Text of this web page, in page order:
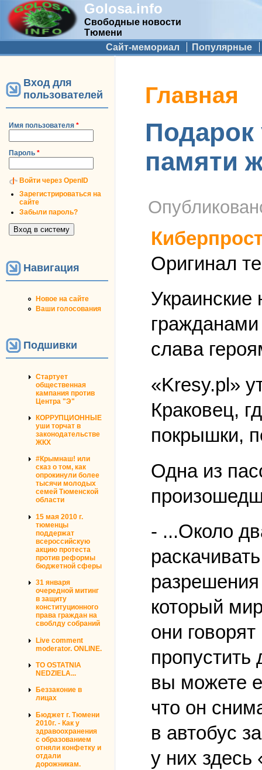
Golosa.info
Свободные новости
Тюмени
Дополнительное меню
Сайт-мемориал Популярные
Вход для
пользователей
Имя пользователя *
Пароль *
Войти через OpenID
Зарегистрироваться на
сайте
Забыли пароль?
Навигация
Новое на сайте
Ваши голосования
Подшивки
Стартует
общественная
кампания против
Центра "Э"
КОРРУПЦИОННЫЕ
уши торчат в
законодательстве
ЖКХ
#Крымнаш! или
сказ о том, как
опрокинули более
тысячи молодых
семей Тюменской
области
15 мая 2010 г.
тюменцы
поддержат
всероссийскую
акцию протеста
против реформы
бюджетной сферы
31 января
очередной митинг
в защиту
конституционного
права граждан на
своблду собраний
Live comment
moderator. ONLINE.
TO OSTATNIA
NEDZIELA...
Беззаконие в
лицах
Бюджет г. Тюмени
2010г. - Как у
здравоохранения
с образованием
отняли конфетку и
отдали
дорожникам.
Вы здесь
Главная
Подарок
памяти
Оригинал
Украинские
слава
«Kresy.pl»
Краковец,
покрышки,
Одна из
- ...Около
который
они
вы можете
что он
в автобус
у них здесь